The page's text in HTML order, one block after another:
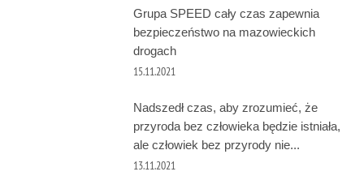
Grupa SPEED cały czas zapewnia
bezpieczeństwo na mazowieckich
drogach
15.11.2021
Nadszedł czas, aby zrozumieć, że
przyroda bez człowieka będzie istniała,
ale człowiek bez przyrody nie...
13.11.2021